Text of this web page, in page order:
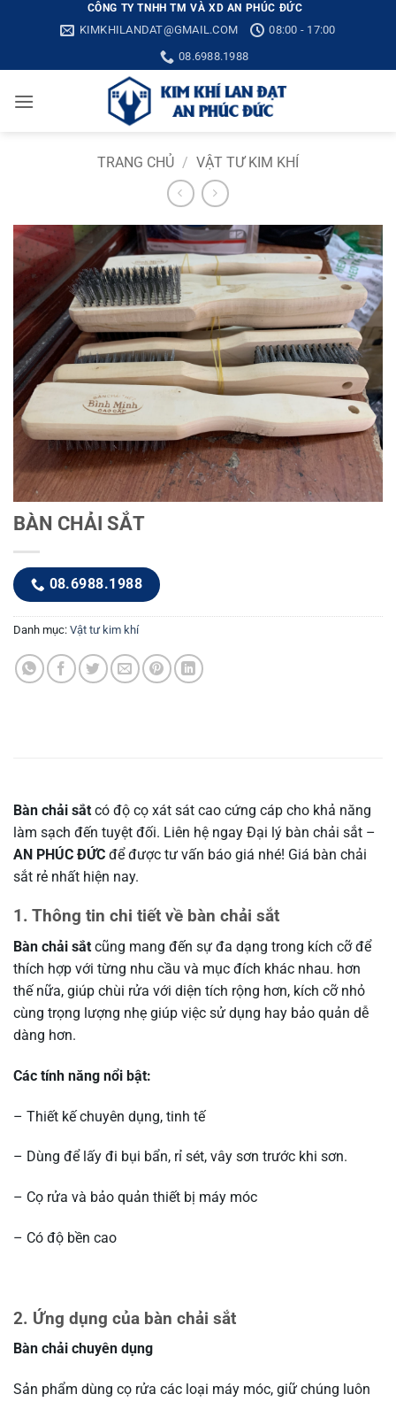
CÔNG TY TNHH TM VÀ XD AN PHÚC ĐỨC
KIMKHILANDAT@GMAIL.COM
08:00 - 17:00
08.6988.1988
TRANG CHỦ / VẬT TƯ KIM KHÍ
BÀN CHẢI SẮT
08.6988.1988
Danh mục: Vật tư kim khí
Bàn chải sắt có độ cọ xát sát cao cứng cáp cho khả năng
làm sạch đến tuyệt đối. Liên hệ ngay Đại lý bàn chải sắt –
AN PHÚC ĐỨC để được tư vấn báo giá nhé! Giá bàn chải
sắt rẻ nhất hiện nay.
1. Thông tin chi tiết về bàn chải sắt
Bàn chải sắt cũng mang đến sự đa dạng trong kích cỡ để
thích hợp với từng nhu cầu và mục đích khác nhau. hơn
thế nữa, giúp chùi rửa với diện tích rộng hơn, kích cỡ nhỏ
cùng trọng lượng nhẹ giúp việc sử dụng hay bảo quản dễ
dàng hơn.
Các tính năng nổi bật:
– Thiết kế chuyên dụng, tinh tế
– Dùng để lấy đi bụi bẩn, rỉ sét, vây sơn trước khi sơn.
– Cọ rửa và bảo quản thiết bị máy móc
– Có độ bền cao
2. Ứng dụng của bàn chải sắt
Bàn chải chuyên dụng
Sản phẩm dùng cọ rửa các loại máy móc, giữ chúng luôn